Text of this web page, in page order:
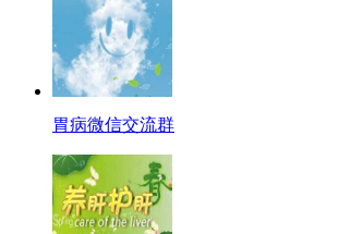
胃病微信交流群